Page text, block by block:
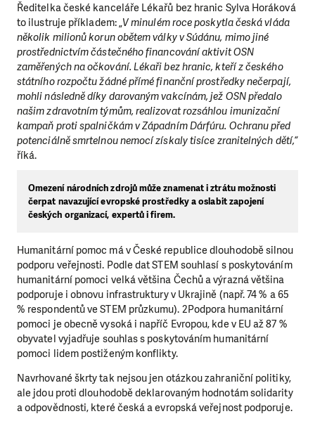
Ředitelka české kanceláře Lékařů bez hranic Sylva Horáková
to ilustruje příkladem: „V minulém roce poskytla česká vláda
několik milionů korun obětem války v Súdánu, mimo jiné
prostřednictvím částečného financování aktivit OSN
zaměřených na očkování. Lékaři bez hranic, kteří z českého
státního rozpočtu žádné přímé finanční prostředky nečerpají,
mohli následně díky darovaným vakcínám, jež OSN předalo
našim zdravotním týmům, realizovat rozsáhlou imunizační
kampaň proti spalničkám v Západním Dárfúru. Ochranu před
potenciálně smrtelnou nemocí získaly tisíce zranitelných dětí,“
říká.
Omezení národních zdrojů může znamenat i ztrátu možnosti
čerpat navazující evropské prostředky a oslabit zapojení
českých organizací, expertů i firem.
Humanitární pomoc má v České republice dlouhodobě silnou
podporu veřejnosti. Podle dat STEM souhlasí s poskytováním
humanitární pomoci velká většina Čechů a výrazná většina
podporuje i obnovu infrastruktury v Ukrajině (např. 74 % a 65
% respondentů ve STEM průzkumu). 2Podpora humanitární
pomoci je obecně vysoká i napříč Evropou, kde v EU až 87 %
obyvatel vyjadřuje souhlas s poskytováním humanitární
pomoci lidem postiženým konflikty.
Navrhované škrty tak nejsou jen otázkou zahraniční politiky,
ale jdou proti dlouhodobě deklarovaným hodnotám solidarity
a odpovědnosti, které česká a evropská veřejnost podporuje.